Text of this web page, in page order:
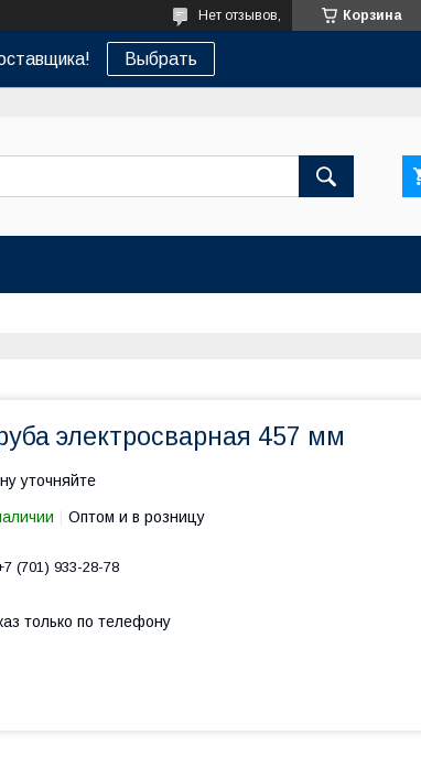
Корзина
Нет отзывов,
Выбрать
электросварная 457 мм
уточняйте
Оптом и в розницу
(701) 933-28-78
только по телефону